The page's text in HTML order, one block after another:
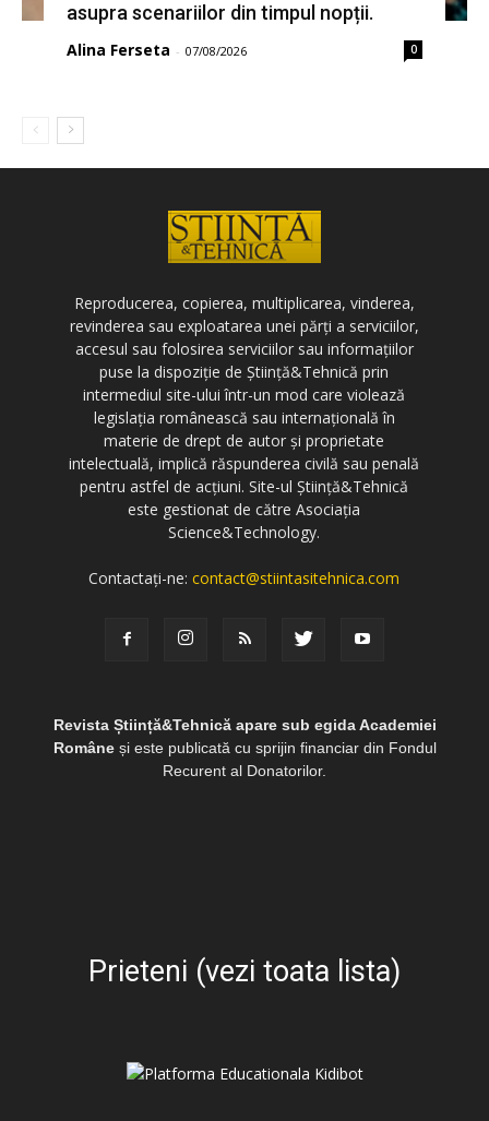
asupra scenariilor din timpul nopții.
Alina Ferseta - 07/08/2026 0
Reproducerea, copierea, multiplicarea, vinderea,
revinderea sau exploatarea unei părți a serviciilor,
accesul sau folosirea serviciilor sau informațiilor
puse la dispoziție de Știință&Tehnică prin
intermediul site-ului într-un mod care violează
legislația românească sau internațională în
materie de drept de autor și proprietate
intelectuală, implică răspunderea civilă sau penală
pentru astfel de acțiuni. Site-ul Știință&Tehnică
este gestionat de către Asociația
Science&Technology.
Contactați-ne:contact@stiintasitehnica.com
Revista Știință&Tehnică apare sub egida Academiei
Româneși este publicată cu sprijin financiar din Fondul
Recurent al Donatorilor.
Prieteni (vezi toata lista)